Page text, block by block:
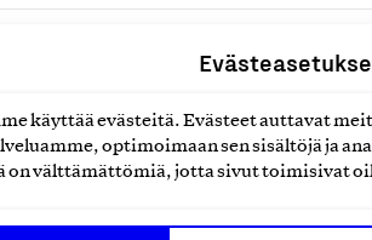
käyttää evästeitä. Evästeet auttavat
optimoimaan sen sisältöjä ja
on välttämättömiä, jotta sivut toimisivat